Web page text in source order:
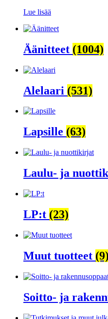
Lue lisää
Äänitteet (1004)
Alelaari (531)
Lapsille (63)
Laulu- ja
LP:t (23)
Muut tuotteet (9)
Soitto- ja